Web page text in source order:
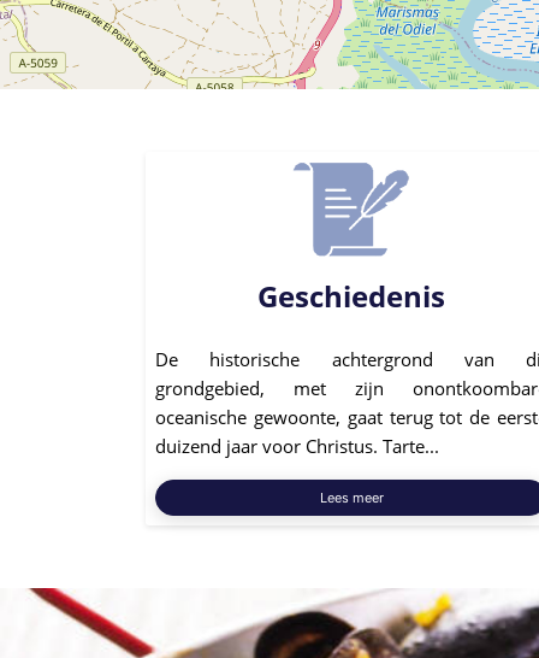
Geschiedenis
De historische achtergrond van
grondgebied, met zijn
oceanische gewoonte, gaat terug tot de
duizend jaar voor Christus. Tarte...
Lees meer